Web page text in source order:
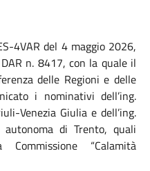
4VAR del 4 maggio 2026,
n. 8417, con la quale il
delle Regioni e delle
i nominativi dell’ing.
Venezia Giulia e dell’ing.
di Trento, quali
“Calamità